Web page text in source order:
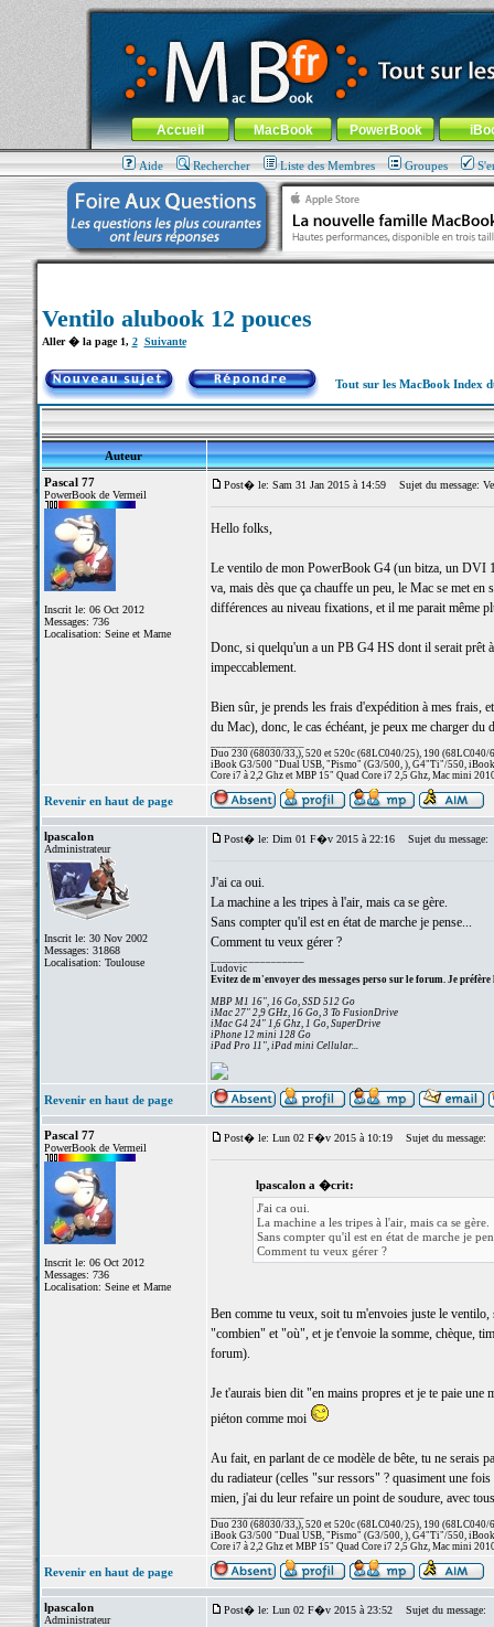
MacBook-fr.com : 100% Apple... 100% nomade !
Aller au contenu-Aller au menu général-Aller au menu de
Menu général
Accueil MacBook PowerBook
Aide Rechercher Liste des Membres Groupes
Ventilo alubook 12 pouces
Aller � la page 1, 2 Suivante
Tout sur les MacBook Index
Auteur
Pascal 77
PowerBook de Vermeil
Inscrit le: 06 Oct 2012
Messages: 736
Localisation: Seine et Marne
Post� le: Sam 31 Jan 2015 à 14:59 Sujet du message:
Hello folks,
Le ventilo de mon PowerBook G4 (un bitza, un DVI
va, mais dès que ça chauffe un peu, le Mac se met
différences au niveau fixations, et il me parait même
Donc, si quelqu'un a un PB G4 HS dont il serait prêt
impeccablement.
Bien sûr, je prends les frais d'expédition à mes frais,
du Mac), donc, le cas échéant, je peux me charger du
Duo 230 (68030/33,), 520 et 520c (68LC040/25), 190 (68LC040/
iBook G3/500 "Dual USB, "Pismo" (G3/500, ), G4"Ti"/550,
Core i7 à 2,2 Ghz et MBP 15" Quad Core i7 2,5 Ghz, Mac mini
Revenir en haut de page
lpascalon
Administrateur
Inscrit le: 30 Nov 2002
Messages: 31868
Localisation: Toulouse
Post� le: Dim 01 F�v 2015 à 22:16 Sujet du message:
J'ai ca oui.
La machine a les tripes à l'air, mais ca se gère.
Sans compter qu'il est en état de marche je pense...
Comment tu veux gérer ?
Ludovic
Evitez de m'envoyer des messages perso sur le forum. Je préfère
MBP M1 16", 16 Go, SSD 512 Go
iMac 27" 2,9 GHz, 16 Go, 3 To FusionDrive
iMac G4 24" 1,6 Ghz, 1 Go, SuperDrive
iPhone 12 mini 128 Go
iPad Pro 11", iPad mini Cellular...
Revenir en haut de page
Pascal 77
PowerBook de Vermeil
Inscrit le: 06 Oct 2012
Messages: 736
Localisation: Seine et Marne
Post� le: Lun 02 F�v 2015 à 10:19 Sujet du message:
lpascalon a �crit:
J'ai ca oui.
La machine a les tripes à l'air, mais ca se gère.
Sans compter qu'il est en état de marche je
Comment tu veux gérer ?
Ben comme tu veux, soit tu m'envoies juste le
"combien" et "où", et je t'envoie la somme, chèque,
forum).
Je t'aurais bien dit "en mains propres et je te paie
piéton comme moi
Au fait, en parlant de ce modèle de bête, tu ne serais
du radiateur (celles "sur ressors" ? quasiment une
mien, j'ai du leur refaire un point de soudure, avec
Duo 230 (68030/33,), 520 et 520c (68LC040/25), 190 (68LC040/
iBook G3/500 "Dual USB, "Pismo" (G3/500, ), G4"Ti"/550,
Core i7 à 2,2 Ghz et MBP 15" Quad Core i7 2,5 Ghz, Mac mini
Revenir en haut de page
lpascalon
Administrateur
Post� le: Lun 02 F�v 2015 à 23:52 Sujet du message: